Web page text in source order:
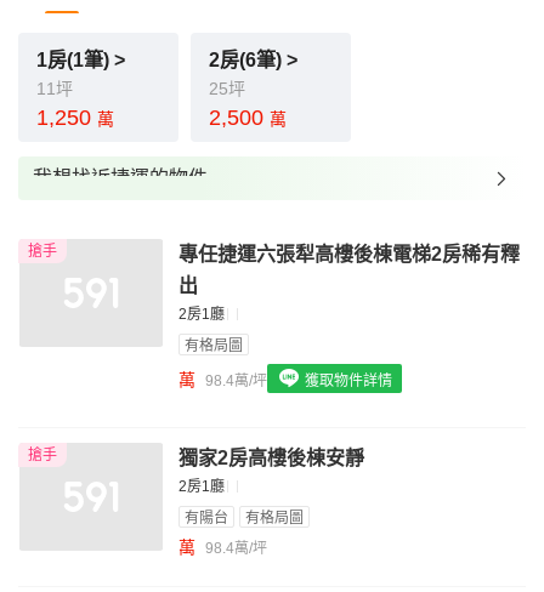
1房(1筆) >
11坪
1,250 萬
2房(6筆) >
25坪
2,500 萬
我想找近捷運的物件
我想找配備瓦斯爐的物件
我想找廁所開窗的物件
我想找具垃圾處理的物件
搶手
專任捷運六張犁高樓後棟電梯2房稀有釋
出
2房1廳
有格局圖
萬 98.4萬/坪 獲取物件詳情
搶手 獨家2房高樓後棟安靜
2房1廳
有陽台
有格局圖
萬 98.4萬/坪